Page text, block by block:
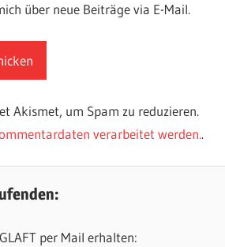
über neue Beiträge via E-Mail.
Akismet, um Spam zu reduzieren.
verarbeitet werden..
per Mail erhalten: